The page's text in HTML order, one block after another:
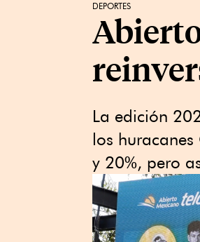
DEPORTES
La edición
los
y 20%, pero